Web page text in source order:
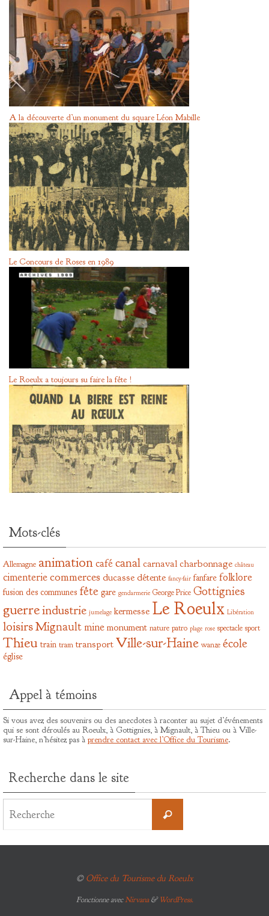
A la découverte d’un monument du square Léon Mabille
Le Concours de Roses en 1989
Le Roeulx a toujours su faire la fête !
Mots-clés
Allemagne animationcafécanalcarnavalcharbonnage château
cimenteriecommerces ducassedétente fancy-fair fanfare folklore
fusion des communes fête gare gendarmerie George Price Gottignies
guerreindustrie jumelage kermesse Le Roeulx Libération
loisirsMignault minemonument nature patro plage rose spectacle sport
Thieu train tram transportVille-sur-Haine wanze école
église
Appel à témoins
Si vous avez des souvenirs ou des anecdotes à raconter au sujet d’événements
qui se sont déroulés au Roeulx, à Gottignies, à Mignault, à Thieu ou à Ville-
sur-Haine, n’hésitez pas à prendre contact avec l’Office du Tourisme.
Recherche dans le site
Recherche
© Office du Tourisme du Roeulx
Fonctionne avecNirvana&WordPress.